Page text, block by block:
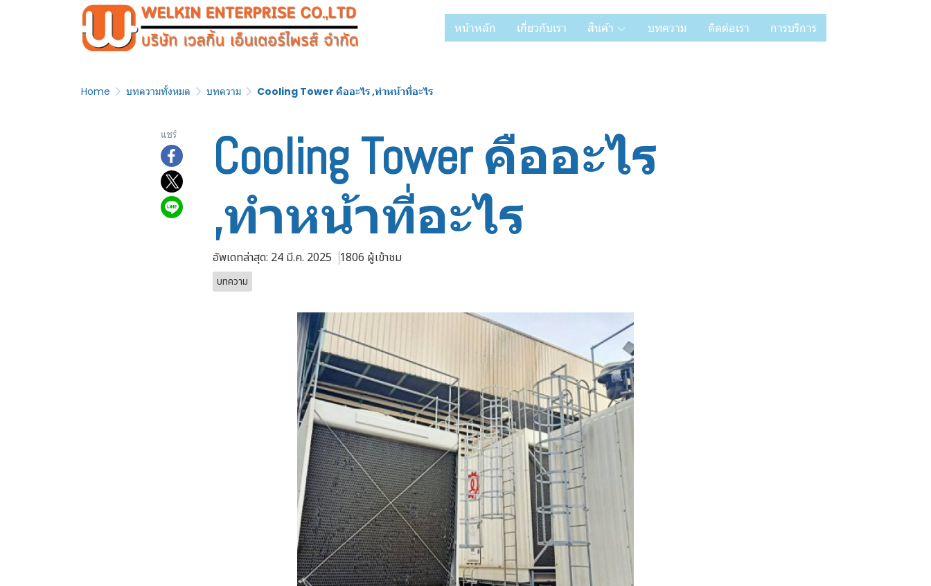
หน้าหลัก เกี่ยวกับเรา สินค้า บทความ ติดต่อเรา การบริการ
Home บทความทั้งหมด บทความ Cooling Tower คืออะไร ,ทำหน้าที่อะไร
แชร์
Cooling Tower คืออะไร
,ทำหน้าที่อะไร
อัพเดทล่าสุด: 24 มี.ค. 2025 1806 ผู้เข้าชม
บทความ